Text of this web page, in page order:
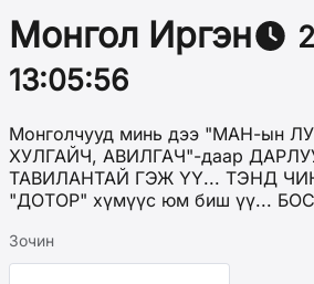
Монгол Иргэн
13:05:56
Монголчууд минь дээ "МАН-ын
ХУЛГАЙЧ, АВИЛГАЧ"-даар
ТАВИЛАНТАЙ ГЭЖ ҮҮ... ТЭНД
"ДОТОР" хүмүүс юм биш үү...
Зочин